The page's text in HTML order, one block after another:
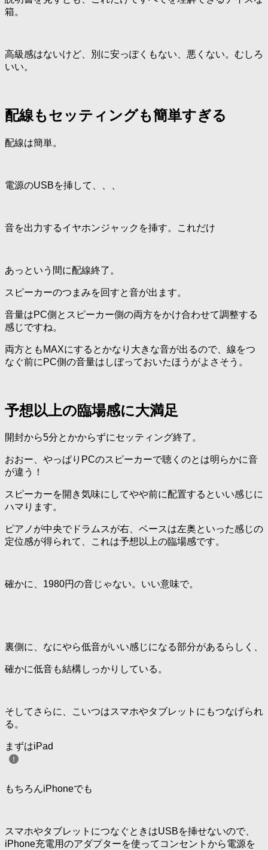
箱。
高級感はないけど、別に安っぽくもない、悪くない。むしろ
いい。
配線もセッティングも簡単すぎる
配線は簡単。
電源のUSBを挿して、、、
音を出力するイヤホンジャックを挿す。これだけ
あっという間に配線終了。
スピーカーのつまみを回すと音が出ます。
音量はPC側とスピーカー側の両方をかけ合わせて調整する
感じですね。
両方ともMAXにするとかなり大きな音が出るので、線をつ
なぐ前にPC側の音量はしぼっておいたほうがよさそう。
予想以上の臨場感に大満足
開封から5分とかからずにセッティング終了。
おおー、やっぱりPCのスピーカーで聴くのとは明らかに音
が違う！
スピーカーを開き気味にしてやや前に配置するといい感じに
ハマります。
ピアノが中央でドラムスが右、ベースは左奥といった感じの
定位感が得られて、これは予想以上の臨場感です。
確かに、1980円の音じゃない。いい意味で。
裏側に、なにやら低音がいい感じになる部分があるらしく、
確かに低音も結構しっかりしている。
そしてさらに、こいつはスマホやタブレットにもつなげられ
る。
まずはiPad
もちろんiPhoneでも
スマホやタブレットにつなぐときはUSBを挿せないので、
iPhone充電用のアダプターを使ってコンセントから電源を